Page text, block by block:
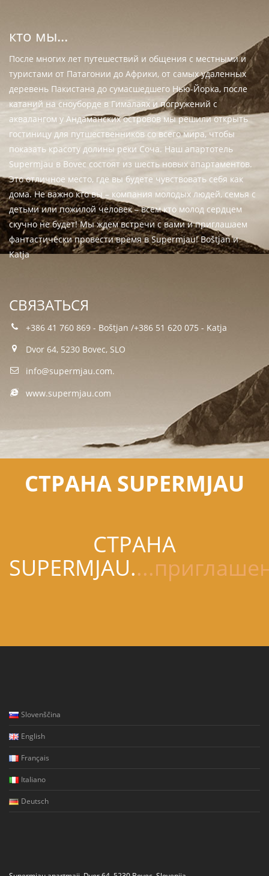
кто мы...
После многих лет путешествий и общения с местными и
туристами от Патагонии до Африки, от самых удаленных
деревень Пакистана до сумасшедшего Нью-Йорка, после
катаний на сноуборде в Гималаях и погружений с
аквалангом у Андаманских островов мы решили открыть
гостиницу для путшественников со всего мира, чтобы
показать красоту долины реки Соча. Наш апартотель
Supermjau в Bovec состоят из шесть новых апартаментов.
Это отличное место, где вы будете чувствовать себя как
дома. Не важно кто вы – компания молодых людей, семья с
детьми или пожилой человек – всем кто молод сердцем
скучно не будет! Мы ждем встречи с вами и приглашаем
фантастически провести время в Supermjau! Boštjan и
Katja
CВЯЗАТЬСЯ
+386 41 760 869 - Boštjan /+386 51 620 075 - Katja
Dvor 64, 5230 Bovec, SLO
info@supermjau.com.
www.supermjau.com
CТРАНА SUPERMJAU
CТРАНА
SUPERMJAU.
Slovenščina
English
Français
Italiano
Deutsch